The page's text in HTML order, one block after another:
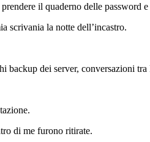
il quaderno delle password
scrivania la notte dell’incastro.
dei server, conversazioni
di me furono ritirate.